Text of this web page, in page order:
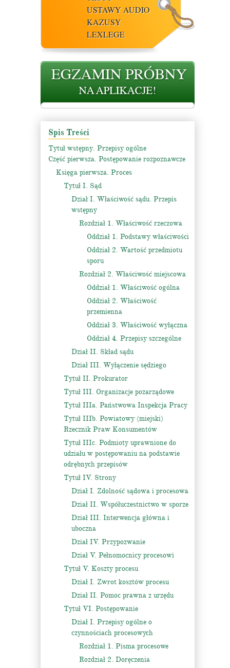
USTAWY AUDIO
KAZUSY
LEXLEGE
Spis Treści
Tytuł wstępny. Przepisy ogólne
Część pierwsza. Postępowanie rozpoznawcze
Księga pierwsza. Proces
Tytuł I. Sąd
Dział I. Właściwość sądu. Przepis
wstępny
Rozdział 1. Właściwość rzeczowa
Oddział 1. Podstawy właściwości
Oddział 2. Wartość przedmiotu
sporu
Rozdział 2. Właściwość miejscowa
Oddział 1. Właściwość ogólna
Oddział 2. Właściwość
przemienna
Oddział 3. Właściwość wyłączna
Oddział 4. Przepisy szczególne
Dział II. Skład sądu
Dział III. Wyłączenie sędziego
Tytuł II. Prokurator
Tytuł III. Organizacje pozarządowe
Tytuł IIIa. Państwowa Inspekcja Pracy
Tytuł IIIb. Powiatowy (miejski)
Rzecznik Praw Konsumentów
Tytuł IIIc. Podmioty uprawnione do
udziału w postępowaniu na podstawie
odrębnych przepisów
Tytuł IV. Strony
Dział I. Zdolność sądowa i procesowa
Dział II. Współuczestnictwo w sporze
Dział III. Interwencja główna i
uboczna
Dział IV. Przypozwanie
Dział V. Pełnomocnicy procesowi
Tytuł V. Koszty procesu
Dział I. Zwrot kosztów procesu
Dział II. Pomoc prawna z urzędu
Tytuł VI. Postępowanie
Dział I. Przepisy ogólne o
czynnościach procesowych
Rozdział 1. Pisma procesowe
Rozdział 2. Doręczenia